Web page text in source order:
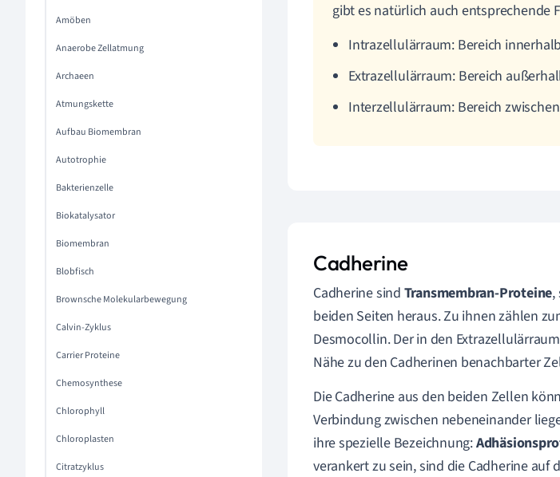
Amöben
Anaerobe Zellatmung
Archaeen
Atmungskette
Aufbau Biomembran
Autotrophie
Bakterienzelle
Biokatalysator
Biomembran
Blobfisch
Brownsche Molekularbewegung
Calvin-Zyklus
Carrier Proteine
Chemosynthese
Chlorophyll
Chloroplasten
Citratzyklus
gibt es natürlich auch entsprechende
Intrazellulärraum: Bereich
Extrazellulärraum: Bereich
Interzellulärraum: Bereich
Cadherine
Cadherine sind Transmembran-Proteine,
beiden Seiten heraus. Zu ihnen zählen
Desmocollin. Der in den
Nähe zu den Cadherinen benachbarter
Die Cadherine aus den beiden Zellen
Verbindung zwischen nebeneinander
ihre spezielle Bezeichnung:
verankert zu sein, sind die Cadherine